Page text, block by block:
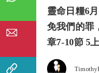
靈命日糧6
免我們的罪
章7-10節 5